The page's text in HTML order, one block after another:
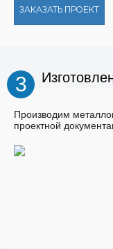
ЗАКАЗАТЬ ПРОЕКТ
3
Производим
проектной